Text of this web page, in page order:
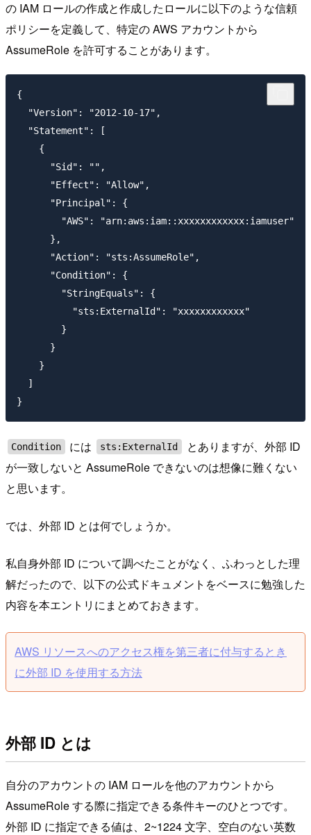
の IAM ロールの作成と作成したロールに以下のような信頼
ポリシーを定義して、特定の AWS アカウントから
AssumeRole を許可することがあります。
{
  "Version": "2012-10-17",
  "Statement": [
    {
      "Sid": "",
      "Effect": "Allow",
      "Principal": {
        "AWS": "arn:aws:iam::xxxxxxxxxxxx:iamuser"
      },
      "Action": "sts:AssumeRole",
      "Condition": {
        "StringEquals": {
          "sts:ExternalId": "xxxxxxxxxxxx"
        }
      }
    }
  ]
Condition には sts:ExternalId
とありますが、外部 ID
が一致しないと AssumeRole できないのは想像に難くない
と思います。
では、外部 ID とは何でしょうか。
私自身外部 ID について調べたことがなく、ふわっとした理
解だったので、以下の公式ドキュメントをベースに勉強した
内容を本エントリにまとめておきます。
AWS リソースへのアクセス権を第三者に付与するとき
に外部 ID を使用する方法
外部 ID とは
自分のアカウントの IAM ロールを他のアカウントから
AssumeRole する際に指定できる条件キーのひとつです。
外部 ID に指定できる値は、2~1224 文字、空白のない英数